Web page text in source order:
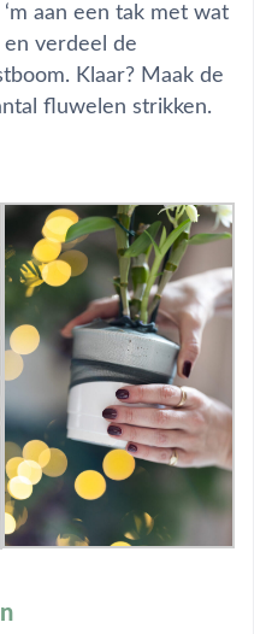
aan een tak met wat
en verdeel de
Klaar? Maak de
fluwelen strikken.